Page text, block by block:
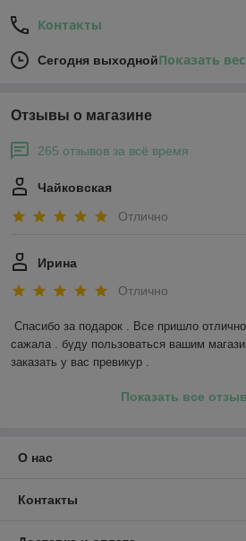
Контакты
Сегодня выходнойПоказать
Отзывы о магазине
265 отзывов за всё время
Чайковская
Отлично
Ирина
Отлично
Спасибо за подарок . Все пришло
сажала . буду пользоваться вашим
заказать у вас превикур .
Показать все
О нас
Контакты